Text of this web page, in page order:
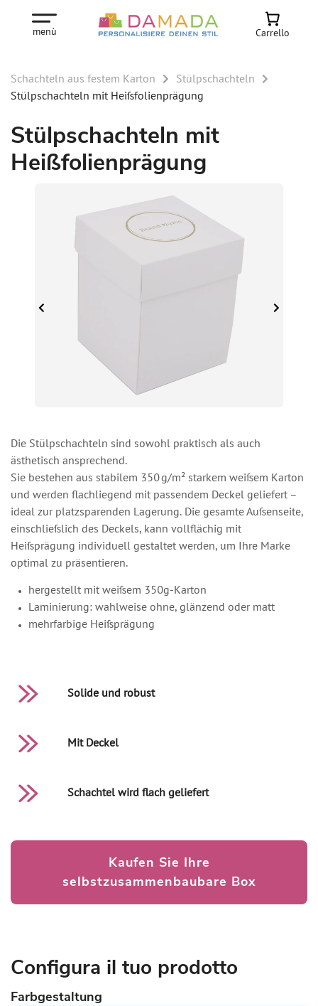
menù Carrello
Schachteln aus festem Karton
Stülpschachteln
Stülpschachteln mit Heißfolienprägung
Stülpschachteln mit
Heißfolienprägung
Die Stülpschachteln sind sowohl praktisch als auch
ästhetisch ansprechend.
Sie bestehen aus stabilem 350 g/m² starkem weißem Karton
und werden flachliegend mit passendem Deckel geliefert –
ideal zur platzsparenden Lagerung. Die gesamte Außenseite,
einschließlich des Deckels, kann vollflächig mit
Heißprägung individuell gestaltet werden, um Ihre Marke
optimal zu präsentieren.
hergestellt mit weißem 350g-Karton
Laminierung: wahlweise ohne, glänzend oder matt
mehrfarbige Heißprägung
Solide und robust
Mit Deckel
Schachtel wird flach geliefert
Kaufen Sie Ihre
selbstzusammenbaubare Box
Configura il tuo prodotto
Farbgestaltung